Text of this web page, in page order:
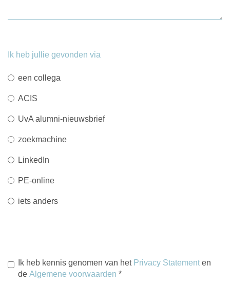
Ik heb jullie gevonden via
een collega
ACIS
UvA alumni-nieuwsbrief
zoekmachine
LinkedIn
PE-online
iets anders
Ik heb kennis genomen van het Privacy Statement en
de Algemene voorwaarden *